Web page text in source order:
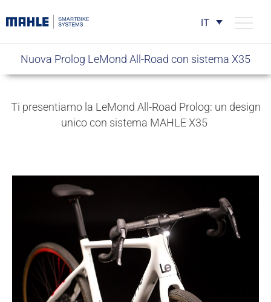
IT
Nuova Prolog LeMond All-Road con sistema X35
Ti presentiamo la LeMond All-Road Prolog: un design
unico con sistema MAHLE X35